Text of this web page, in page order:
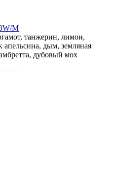
M
танжерин, лимон,
апельсина, дым, земляная
дубовый мох